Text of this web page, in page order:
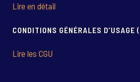
Lire en détail
CONDITIONS GÉNÉRALES D’USAGE
Lire les CGU